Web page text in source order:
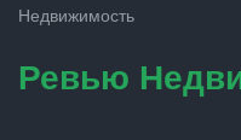
Недвижимость
Ревью